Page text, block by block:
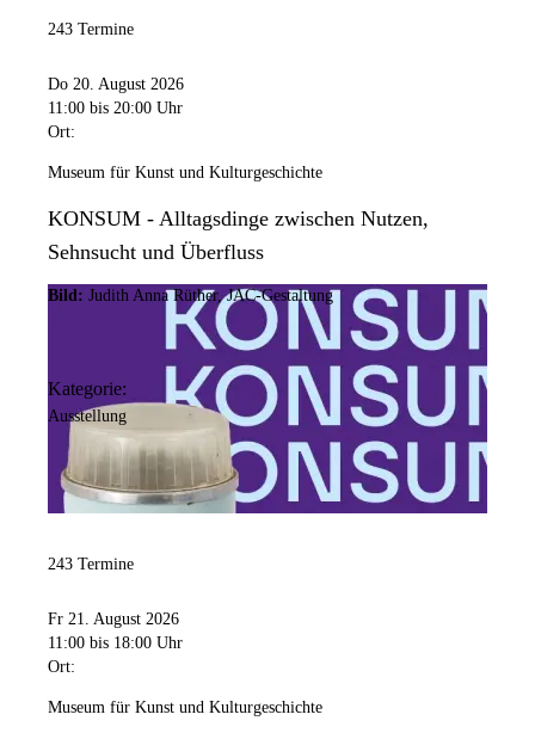
243 Termine
Do 20. August 2026
11:00 bis 20:00 Uhr
Ort:
Museum für Kunst und Kulturgeschichte
KONSUM - Alltagsdinge zwischen Nutzen,
Sehnsucht und Überfluss
Bild: Judith Anna Rüther, JAC-Gestaltung
Kategorie:
Ausstellung
243 Termine
Fr 21. August 2026
11:00 bis 18:00 Uhr
Ort:
Museum für Kunst und Kulturgeschichte